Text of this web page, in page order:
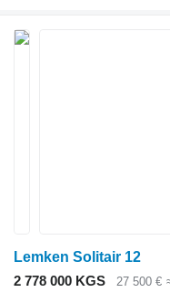
Lemken Solitair 12
2 778 000 KGS
27 500 €